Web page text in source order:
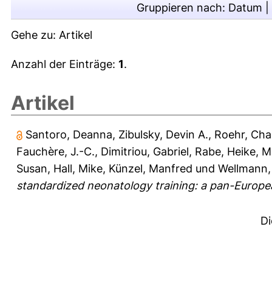
Gruppieren nach: Datum
Gehe zu: Artikel
Anzahl der Einträge: 1.
Artikel
Santoro, Deanna, Zibulsky, Devin A., Roehr,
Fauchère, J.-C., Dimitriou, Gabriel, Rabe, Heike,
Susan, Hall, Mike, Künzel, Manfred und
standardized neonatology training: a pan-